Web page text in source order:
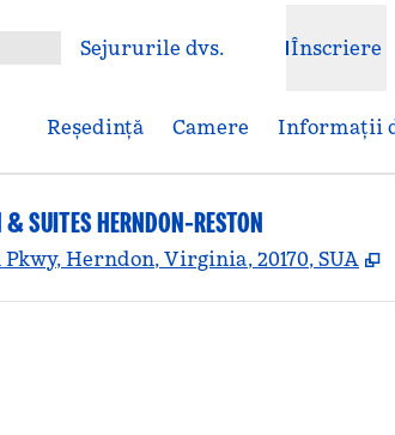
meniulSejururile dvs. Înscriere
Reşedinţă Camere Informații
SUITES HERNDON-RESTON
Herndon, Virginia, 20170, SUA ,